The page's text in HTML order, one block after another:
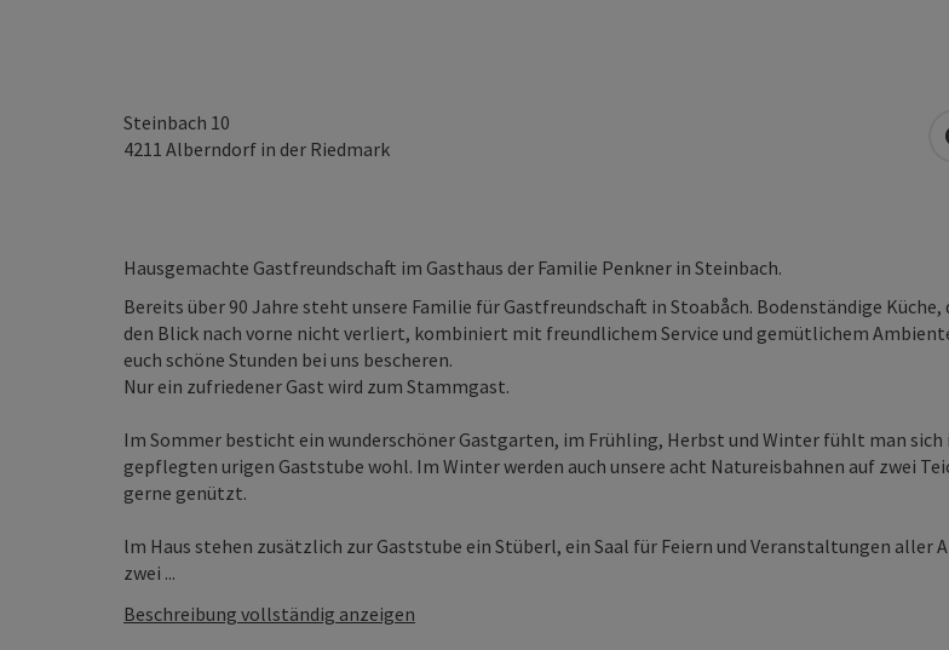
Steinbach 10
4211 Alberndorf in der Riedmark
Hausgemachte Gastfreundschaft im Gasthaus der Familie Penkner in Steinbach.
Bereits über 90 Jahre steht unsere Familie für Gastfreundschaft in Stoabåch. Bodenständige Küche,
den Blick nach vorne nicht verliert, kombiniert mit freundlichem Service und gemütlichem
euch schöne Stunden bei uns bescheren.
Nur ein zufriedener Gast wird zum Stammgast.
Im Sommer besticht ein wunderschöner Gastgarten, im Frühling, Herbst und Winter fühlt man sich
gepflegten urigen Gaststube wohl. Im Winter werden auch unsere acht Natureisbahnen auf zwei
gerne genützt.
lm Haus stehen zusätzlich zur Gaststube ein Stüberl, ein Saal für Feiern und Veranstaltungen aller
zwei ...
Beschreibung vollständig anzeigen